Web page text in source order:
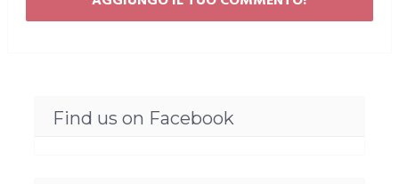
Find us on Facebook